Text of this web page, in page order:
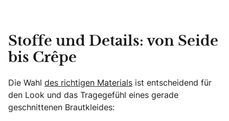
Stoffe und Details: von Seide
bis Crêpe
Die Wahl des richtigen Materials ist entscheidend für
den Look und das Tragegefühl eines gerade
geschnittenen Brautkleides: